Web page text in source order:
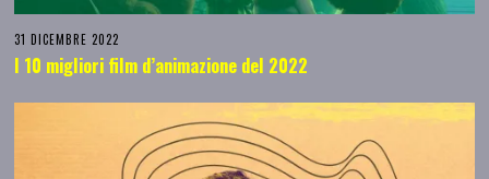
31 DICEMBRE 2022
I 10 migliori film d’animazione del 2022